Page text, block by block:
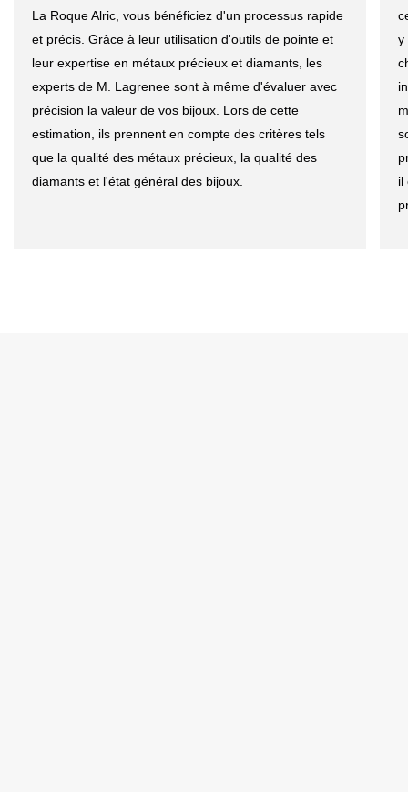
La Roque Alric, vous bénéficiez d'un processus rapide
et précis. Grâce à leur utilisation d'outils de pointe et
leur expertise en métaux précieux et diamants, les
experts de M. Lagrenee sont à même d'évaluer avec
précision la valeur de vos bijoux. Lors de cette
estimation, ils prennent en compte des critères tels
que la qualité des métaux précieux, la qualité des
diamants et l'état général des bijoux.
y
il